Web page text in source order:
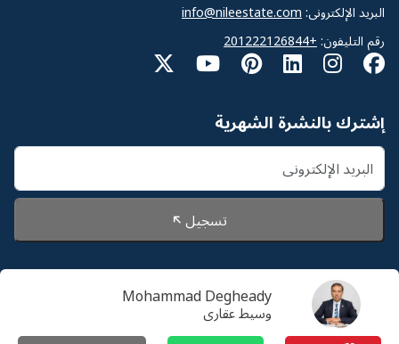
Mohammad Degheady
وسيط عقارى
البريد الإلكترونى: info@nileestate.com
رقم التليفون: +201222126844
إشترك بالنشرة الشهرية
تسجيل
© 2026 Nileestate. جميع الحقوق محفوظة لشركة نايل
استيت